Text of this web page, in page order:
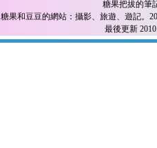
糖果把拔的筆
糖果和豆豆的網站：攝影、旅遊、遊記。
最後更新